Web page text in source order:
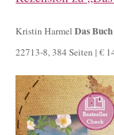
Kristin HarmelDas
22713-8, 384 Seiten | €